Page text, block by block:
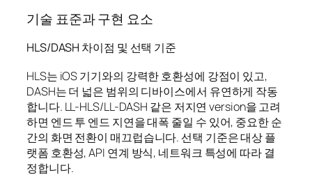
기술 표준과 구현 요소
HLS/DASH 차이점 및 선택 기준
HLS는 iOS 기기와의 강력한 호환성에 강점이 있고,
DASH는 더 넓은 범위의 디바이스에서 유연하게 작동
합니다. LL-HLS/LL-DASH 같은 저지연 version을 고려
하면 엔드 투 엔드 지연을 대폭 줄일 수 있어, 중요한 순
간의 화면 전환이 매끄럽습니다. 선택 기준은 대상 플
랫폼 호환성, API 연계 방식, 네트워크 특성에 따라 결
정합니다.